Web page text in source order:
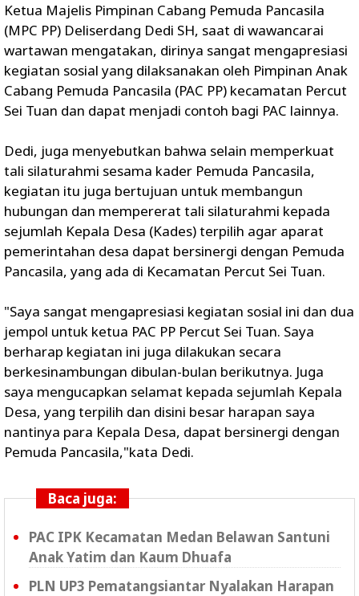
Ketua Majelis Pimpinan Cabang Pemuda Pancasila
(MPC PP) Deliserdang Dedi SH, saat di wawancarai
wartawan mengatakan, dirinya sangat mengapresiasi
kegiatan sosial yang dilaksanakan oleh Pimpinan Anak
Cabang Pemuda Pancasila (PAC PP) kecamatan Percut
Sei Tuan dan dapat menjadi contoh bagi PAC lainnya.
Dedi, juga menyebutkan bahwa selain memperkuat
tali silaturahmi sesama kader Pemuda Pancasila,
kegiatan itu juga bertujuan untuk membangun
hubungan dan mempererat tali silaturahmi kepada
sejumlah Kepala Desa (Kades) terpilih agar aparat
pemerintahan desa dapat bersinergi dengan Pemuda
Pancasila, yang ada di Kecamatan Percut Sei Tuan.
"Saya sangat mengapresiasi kegiatan sosial ini dan dua
jempol untuk ketua PAC PP Percut Sei Tuan. Saya
berharap kegiatan ini juga dilakukan secara
berkesinambungan dibulan-bulan berikutnya. Juga
saya mengucapkan selamat kepada sejumlah Kepala
Desa, yang terpilih dan disini besar harapan saya
nantinya para Kepala Desa, dapat bersinergi dengan
Pemuda Pancasila,"kata Dedi.
Baca juga:
PAC IPK Kecamatan Medan Belawan Santuni
Anak Yatim dan Kaum Dhuafa
PLN UP3 Pematangsiantar Nyalakan Harapan